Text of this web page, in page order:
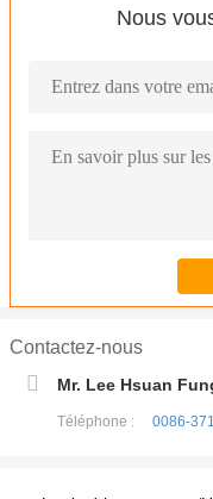
Nous
Contactez-nous
Mr. Lee Hsuan
Téléphone : 0086-